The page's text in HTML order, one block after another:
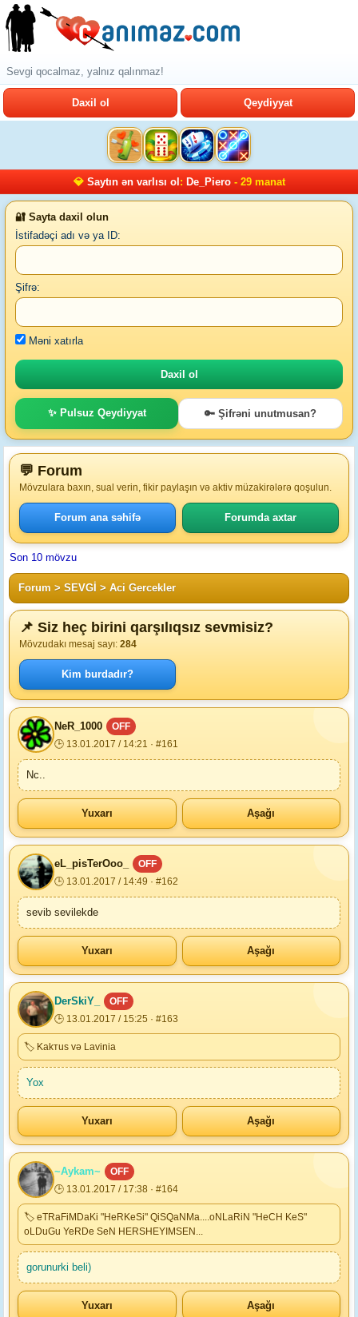
Sevgi qocalmaz, yalnız qalınmaz!
Daxil ol Qeydiyyat
💎 Saytın ən varlısı ol : De_Piero- 29 manat
🔐 Sayta daxil olun
İstifadəçi adı və ya ID:
Şifrə:
Məni xatırla
✨ Pulsuz Qeydiyyat 🔑 Şifrəni unutmusan?
💬 Forum
Mövzulara baxın, sual verin, fikir paylaşın və aktiv müzakirələrə qoşulun.
Forum ana səhifə Forumda axtar
Son 10 mövzu
Forum > SEVGİ > Aci Gercekler
📌 Siz heç birini qarşılıqsız sevmisiz?
Mövzudakı mesaj sayı: 284
Kim burdadır?
NeR_1000
OFF
🕒 13.01.2017 / 14:21 · #161
Nc..
Yuxarı Aşağı
eL_pisTerOoo_
OFF
🕒 13.01.2017 / 14:49 · #162
sevib sevilekde
Yuxarı Aşağı
DerSkiY_
OFF
🕒 13.01.2017 / 15:25 · #163
🏷 Kakтus və Lavinia
Yox
Yuxarı Aşağı
~Aykam~
OFF
🕒 13.01.2017 / 17:38 · #164
🏷 eTRaFiMDaKi "HeRKeSi" QiSQaNMa....oNLaRiN "HeCH KeS"
oLDuGu YeRDe SeN HERSHEYIMSEN...
gorunurki beli)
Yuxarı Aşağı